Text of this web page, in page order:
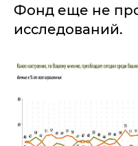
Фонд еще не
исследований.